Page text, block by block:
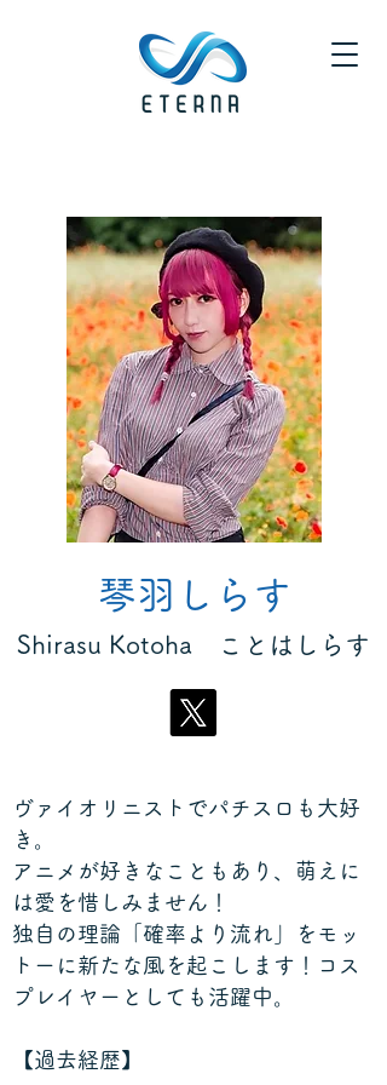
琴羽しらす
​Shirasu Kotoha ことはしらす
ヴァイオリニストでパチスロも大好
き。
アニメが好きなこともあり、萌えに
は愛を惜しみません！
独自の理論「確率より流れ」をモッ
トーに新たな風を起こします！コス
プレイヤーとしても活躍中。
【過去経歴】